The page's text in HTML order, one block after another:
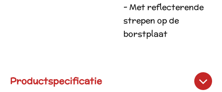
- Met reflecterende
strepen op de
borstplaat
Productspecificatie